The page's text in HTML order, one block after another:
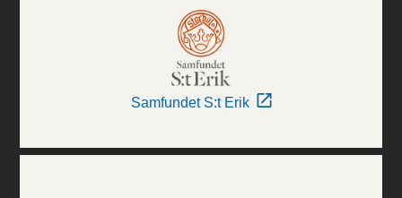
Samfundet S:t Erik